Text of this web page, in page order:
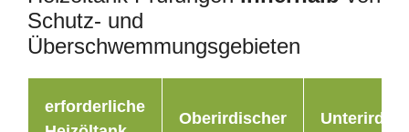
Schutz- und
Überschwemmungsgebieten
erforderliche
Oberirdischer